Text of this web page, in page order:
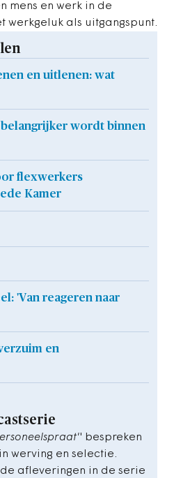
mens en werk in de
werkgeluk als uitgangspunt.
en uitlenen: wat
wordt binnen
flexwerkers
Kamer
'Van reageren naar
en
' bespreken
werving en selectie.
afleveringen in de serie